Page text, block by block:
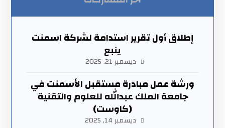
إطلاق أول تقرير استدامة لشركة اسمنت
ينبع
ديسمبر 21, 2025
ورشة عمل مبادرة مستقبل الأسمنت في
جامعة الملك عبدالله للعلوم والتقنية
(كاوست)
ديسمبر 14, 2025